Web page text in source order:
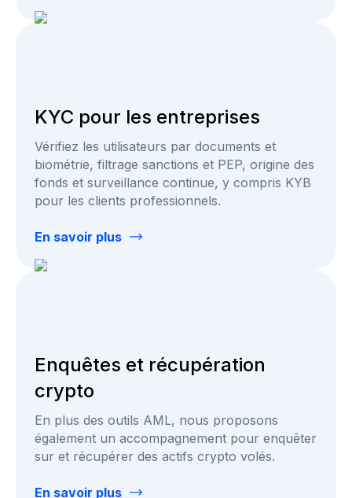
KYC pour les entreprises
Vérifiez les utilisateurs par documents et
biométrie, filtrage sanctions et PEP, origine des
fonds et surveillance continue, y compris KYB
pour les clients professionnels.
En savoir plus
Enquêtes et récupération
crypto
En plus des outils AML, nous proposons
également un accompagnement pour enquêter
sur et récupérer des actifs crypto volés.
En savoir plus